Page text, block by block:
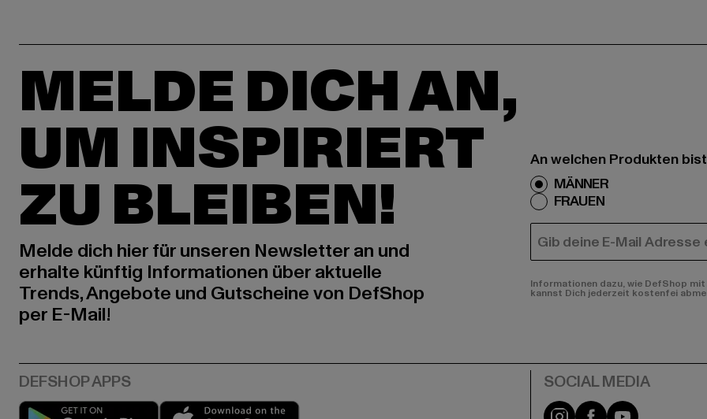
MELDE DICH AN,
UM INSPIRIERT
ZU BLEIBEN!
Melde dich hier für unseren Newsletter an und
erhalte künftig Informationen über aktuelle
Trends, Angebote und Gutscheine von DefShop
per E-Mail!
An welchen Produkten
MÄNNER
FRAUEN
E-MAIL
Informationen dazu, wie DefShop
kannst Dich jederzeit kostenfei
Play market Instagram
FacebookYouTube